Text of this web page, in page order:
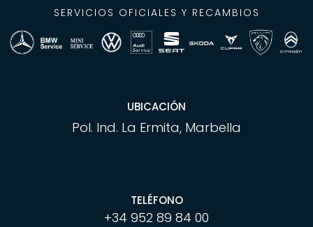
SERVICIOS OFICIALES Y RECAMBIOS
UBICACIÓN
Pol. Ind. La Ermita, Marbella
TELÉFONO
+34 952 89 84 00